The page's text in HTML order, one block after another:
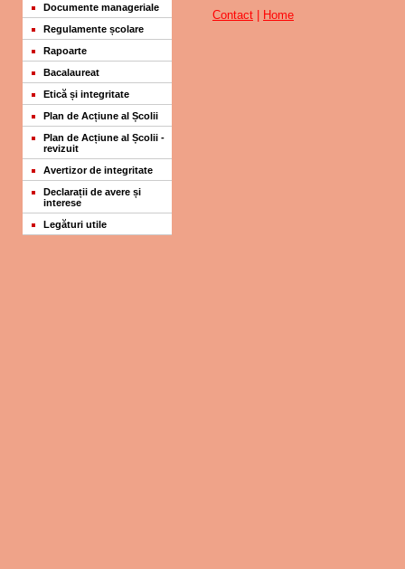
Documente manageriale
Regulamente școlare
Rapoarte
Bacalaureat
Etică și integritate
Plan de Acțiune al Școlii
Plan de Acțiune al Școlii -
revizuit
Avertizor de integritate
Declarații de avere și
interese
Legături utile
Contact Home